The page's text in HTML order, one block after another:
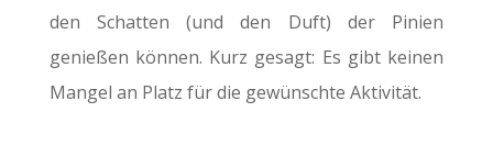
den Schatten (und den Duft) der Pinien
genießen können. Kurz gesagt: Es gibt keinen
Mangel an Platz für die gewünschte Aktivität.